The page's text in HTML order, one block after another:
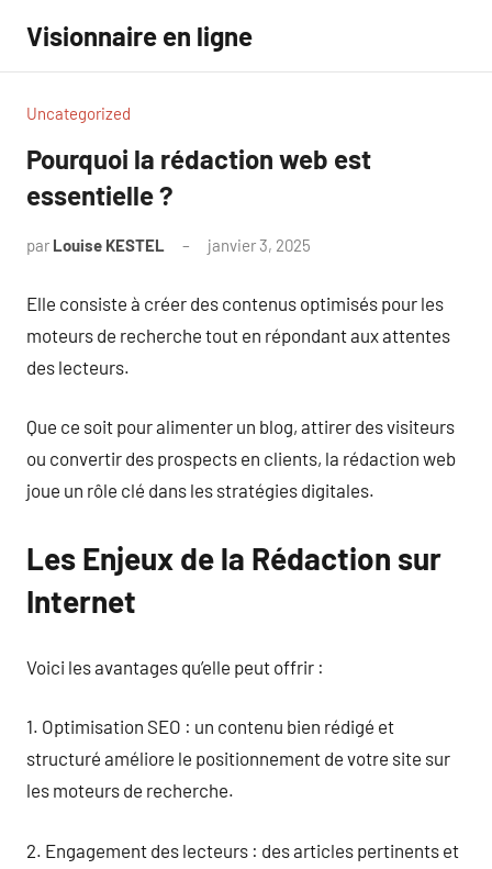
contenu
Visionnaire en ligne
Uncategorized
Pourquoi la rédaction web est
essentielle ?
par Louise KESTEL janvier 3, 2025
Elle consiste à créer des contenus optimisés pour les
moteurs de recherche tout en répondant aux attentes
des lecteurs.
Que ce soit pour alimenter un blog, attirer des visiteurs
ou convertir des prospects en clients, la rédaction web
joue un rôle clé dans les stratégies digitales.
Les Enjeux de la Rédaction sur
Internet
Voici les avantages qu’elle peut offrir :
1. Optimisation SEO : un contenu bien rédigé et
structuré améliore le positionnement de votre site sur
les moteurs de recherche.
2. Engagement des lecteurs : des articles pertinents et